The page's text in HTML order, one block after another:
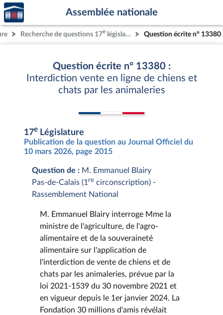
Aller au contenu
Aller en bas de la page
Accèder
à la
page
d'accueil
Assemblée nationale
Recherche de questions 17e législature Question écrite n° 13380
Question écrite n° 13380 :
Interdiction vente en ligne de chiens et
chats par les animaleries
17e Législature
Publication de la question au Journal Officiel du
10 mars 2026, page 2015
Question de : M. Emmanuel Blairy
Pas-de-Calais (1 re circonscription) -
Rassemblement National
M. Emmanuel Blairy interroge Mme la
ministre de l'agriculture, de l'agro-
alimentaire et de la souveraineté
alimentaire sur l'application de
l'interdiction de vente de chiens et de
chats par les animaleries, prévue par la
loi 2021-1539 du 30 novembre 2021 et
en vigueur depuis le 1er janvier 2024. La
Fondation 30 millions d'amis révélait